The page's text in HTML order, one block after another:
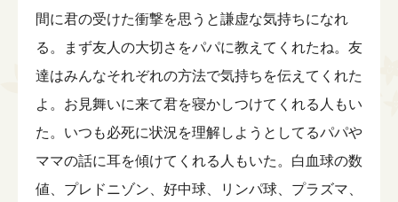
間に君の受けた衝撃を思うと謙虚な気持ちになれ
る。まず友人の大切さをパパに教えてくれたね。友
達はみんなそれぞれの方法で気持ちを伝えてくれた
よ。お見舞いに来て君を寝かしつけてくれる人もい
た。いつも必死に状況を理解しようとしてるパパや
ママの話に耳を傾けてくれる人もいた。白血球の数
値、プレドニゾン、好中球、リンパ球、プラズマ、